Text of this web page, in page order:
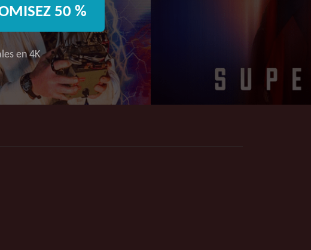
50 %
en 4K